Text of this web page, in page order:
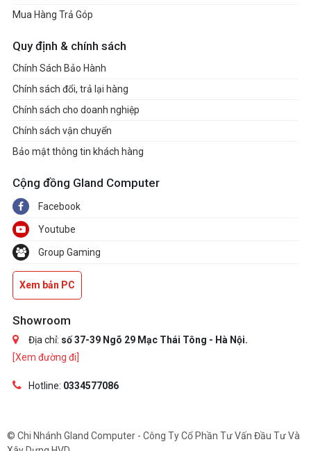
Mua Hàng Trả Góp
Quy định & chính sách
Chính Sách Bảo Hành
Chính sách đổi, trả lại hàng
Chính sách cho doanh nghiệp
Chính sách vận chuyển
Bảo mật thông tin khách hàng
Cộng đồng Gland Computer
Facebook
Youtube
Group Gaming
Xem bản PC
Showroom
Địa chỉ: số 37-39 Ngõ 29 Mạc Thái Tông - Hà Nội.
[Xem đường đi]
Hotline: 0334577086
© Chi Nhánh Gland Computer - Công Ty Cổ Phần Tư Vấn Đầu Tư Và